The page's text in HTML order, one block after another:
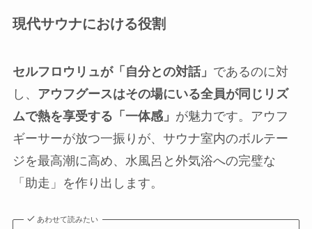
現代サウナにおける役割
セルフロウリュが「自分との対話」 であるのに対
し、 アウフグースはその場にいる全員が同じリズ
ムで熱を享受する「一体感」 が魅力です。アウフ
ギーサーが放つ一振りが、サウナ室内のボルテー
ジを最高潮に高め、水風呂と外気浴への完璧な
「助走」を作り出します。
あわせて読みたい